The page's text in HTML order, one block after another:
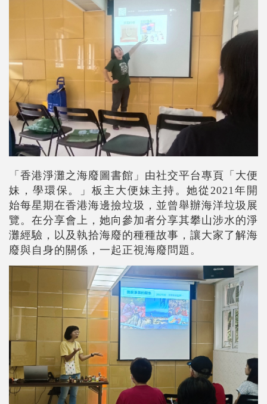
「香港淨灘之海廢圖書館」由社交平台專頁「大便
妹，學環保。」板主大便妹主持。她從2021年開
始每星期在香港海邊撿垃圾，並曾舉辦海洋垃圾展
覽。在分享會上，她向參加者分享其攀山涉水的淨
灘經驗，以及執拾海廢的種種故事，讓大家了解海
廢與自身的關係，一起正視海廢問題。